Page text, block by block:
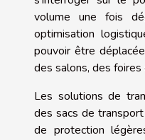
volume une fois
optimisation
pouvoir être
des salons, des
Les solutions de
des sacs de
de protection